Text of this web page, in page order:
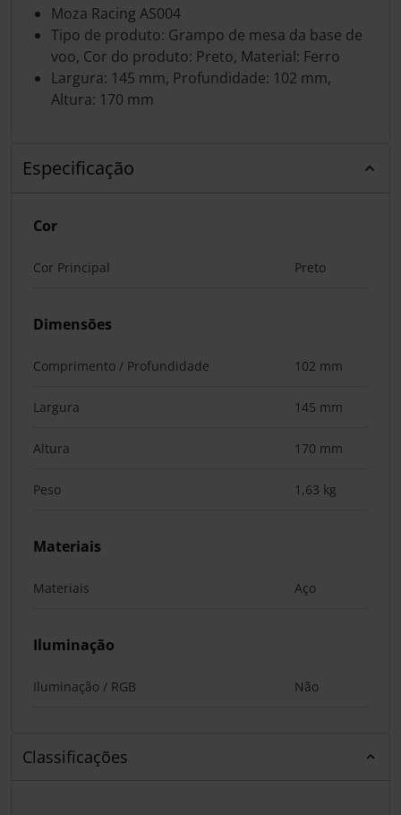
Moza Racing AS004
Tipo de produto: Grampo de mesa da base de
voo, Cor do produto: Preto, Material: Ferro
Largura: 145 mm, Profundidade: 102 mm,
Altura: 170 mm
Especificação
Cor
Cor Principal Preto
Dimensões
Comprimento / Profundidade 102 mm
Largura 145 mm
Altura 170 mm
Peso 1,63 kg
Materiais
Materiais Aço
Iluminação
Iluminação / RGB Não
Classificações